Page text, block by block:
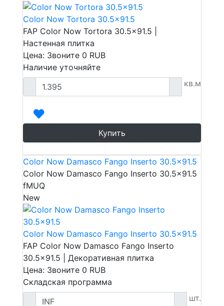
Color Now Tortora 30.5x91.5
FAP Color Now Tortora 30.5x91.5 |
Настенная плитка
Цена: Звоните 0 RUB
Наличие уточняйте
кв.м
Купить
Color Now Damasco Fango Inserto 30.5x91.5
Color Now Damasco Fango Inserto 30.5x91.5
fMUQ
New
Color Now Damasco Fango Inserto 30.5x91.5
FAP Color Now Damasco Fango Inserto
30.5x91.5 | Декоративная плитка
Цена: Звоните 0 RUB
Складская программа
шт.